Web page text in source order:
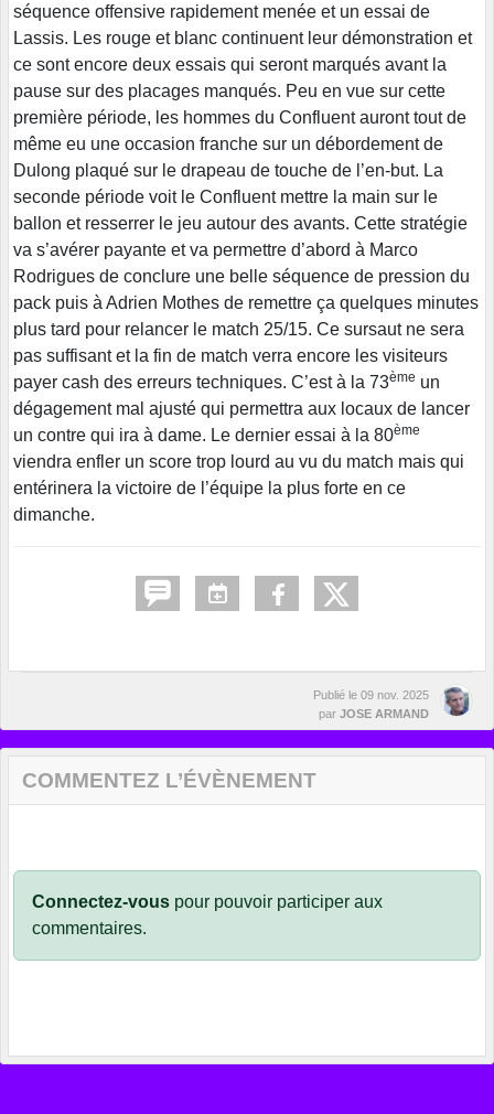
séquence offensive rapidement menée et un essai de
Lassis. Les rouge et blanc continuent leur démonstration et
ce sont encore deux essais qui seront marqués avant la
pause sur des placages manqués. Peu en vue sur cette
première période, les hommes du Confluent auront tout de
même eu une occasion franche sur un débordement de
Dulong plaqué sur le drapeau de touche de l’en-but. La
seconde période voit le Confluent mettre la main sur le
ballon et resserrer le jeu autour des avants. Cette stratégie
va s’avérer payante et va permettre d’abord à Marco
Rodrigues de conclure une belle séquence de pression du
pack puis à Adrien Mothes de remettre ça quelques minutes
plus tard pour relancer le match 25/15. Ce sursaut ne sera
pas suffisant et la fin de match verra encore les visiteurs
payer cash des erreurs techniques. C’est à la 73ème un
dégagement mal ajusté qui permettra aux locaux de lancer
un contre qui ira à dame. Le dernier essai à la 80ème
viendra enfler un score trop lourd au vu du match mais qui
entérinera la victoire de l’équipe la plus forte en ce
dimanche.
Publié le 09 nov. 2025
par JOSE ARMAND
COMMENTEZ L’ÉVÈNEMENT
Connectez-vous pour pouvoir participer aux
commentaires.